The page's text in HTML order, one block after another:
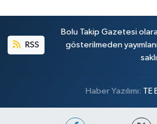
RSS
Bolu Takip Gazetesi
gösterilmeden
Haber Yazılımı: TE